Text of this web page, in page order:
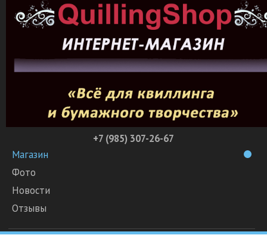
+7 (985) 307-26-67
Магазин
Фото
Новости
Отзывы